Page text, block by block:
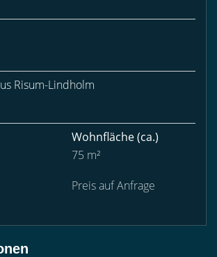
Risum-Lindholm
Wohnfläche(ca.)
75 m²
Preis auf Anfrage